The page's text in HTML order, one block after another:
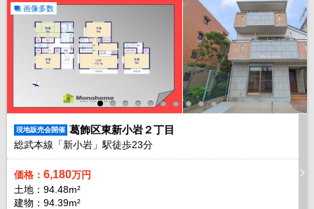
画像多数
現地販売会開催 葛飾区東新小岩２丁目
総武本線「新小岩」駅徒歩23分
価格： 6,180万円
土地：94.48m²
建物：94.39m²